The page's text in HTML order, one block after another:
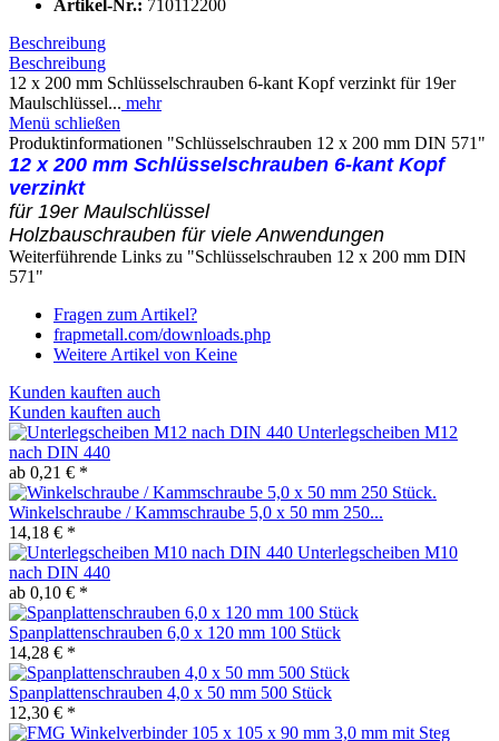
Artikel-Nr.: 710112200
Beschreibung
Beschreibung
12 x 200 mm Schlüsselschrauben 6-kant Kopf verzinkt für 19er
Maulschlüssel... mehr
Menü schließen
Produktinformationen "Schlüsselschrauben 12 x 200 mm DIN 571"
12 x 200 mm Schlüsselschrauben 6-kant Kopf
verzinkt
für 19er Maulschlüssel
Holzbauschrauben für viele Anwendungen
Weiterführende Links zu "Schlüsselschrauben 12 x 200 mm DIN
571"
Fragen zum Artikel?
frapmetall.com/downloads.php
Weitere Artikel von Keine
Kunden kauften auch
Kunden kauften auch
Unterlegscheiben M12
nach DIN 440
ab 0,21 € *
Winkelschraube / Kammschraube 5,0 x 50 mm 250...
14,18 € *
Unterlegscheiben M10
nach DIN 440
ab 0,10 € *
Spanplattenschrauben 6,0 x 120 mm 100 Stück
14,28 € *
Spanplattenschrauben 4,0 x 50 mm 500 Stück
12,30 € *